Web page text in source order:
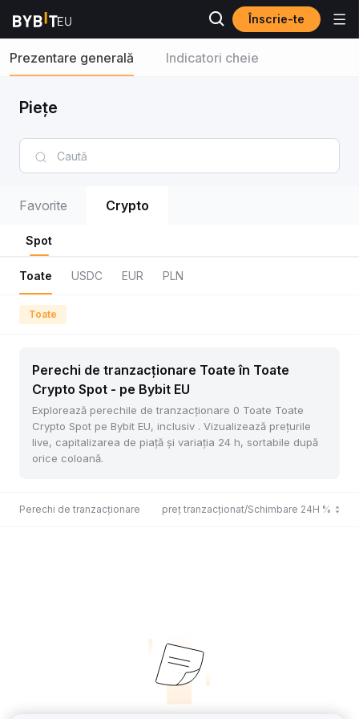
Înscrie-te
Prezentare generală Indicatori cheie
Piețe
Favorite Crypto
Spot
Toate USDC EUR PLN
Toate
Perechi de tranzacționare Toate în Toate
Crypto Spot - pe Bybit EU
Explorează perechile de tranzacționare 0 Toate Toate
Crypto Spot pe Bybit EU, inclusiv . Vizualizează prețurile
live, capitalizarea de piață și variația 24 h, sortabile după
orice coloană.
Perechi de tranzacționareUltimul preț tranzacționat/Schimbare 24H %